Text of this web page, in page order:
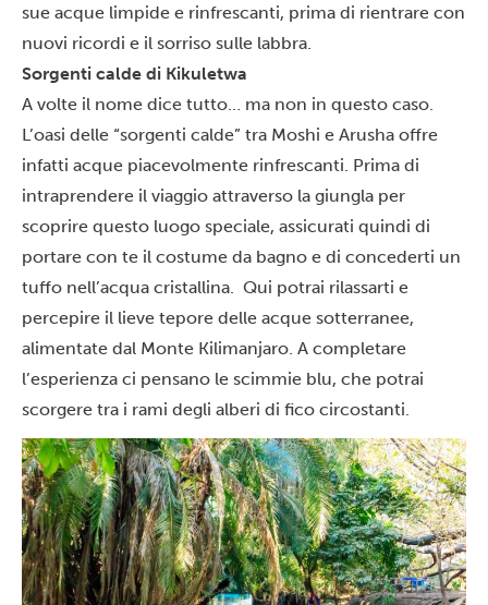
sue acque limpide e rinfrescanti, prima di rientrare con
nuovi ricordi e il sorriso sulle labbra.
Sorgenti calde di Kikuletwa
A volte il nome dice tutto… ma non in questo caso.
L’oasi delle “sorgenti calde” tra Moshi e Arusha offre
infatti acque piacevolmente rinfrescanti. Prima di
intraprendere il viaggio attraverso la giungla per
scoprire questo luogo speciale, assicurati quindi di
portare con te il costume da bagno e di concederti un
tuffo nell’acqua cristallina. Qui potrai rilassarti e
percepire il lieve tepore delle acque sotterranee,
alimentate dal Monte Kilimanjaro . A completare
l’esperienza ci pensano le scimmie blu, che potrai
scorgere tra i rami degli alberi di fico circostanti.